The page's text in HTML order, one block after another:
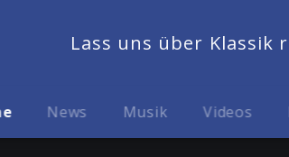
Lass uns über Klassik
News Musik Videos